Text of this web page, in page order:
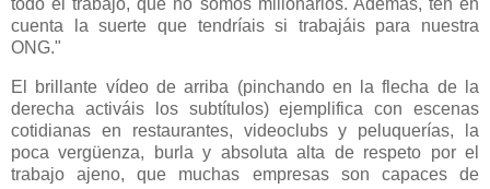
cuenta la suerte que tendríais si trabajáis para nuestra
ONG."
El brillante vídeo de arriba (pinchando en la flecha de la
derecha activáis los subtítulos) ejemplifica con escenas
cotidianas en restaurantes, videoclubs y peluquerías, la
poca vergüenza, burla y absoluta alta de respeto por el
trabajo ajeno, que muchas empresas son capaces de